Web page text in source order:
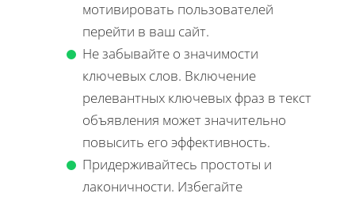
мотивировать пользователей
перейти в ваш сайт.
Не забывайте о значимости
ключевых слов. Включение
релевантных ключевых фраз в текст
объявления может значительно
повысить его эффективность.
Придерживайтесь простоты и
лаконичности. Избегайте